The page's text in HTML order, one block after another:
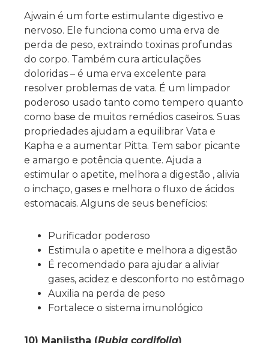
Ajwain é um forte estimulante digestivo e
nervoso. Ele funciona como uma erva de
perda de peso, extraindo toxinas profundas
do corpo. Também cura articulações
doloridas – é uma erva excelente para
resolver problemas de vata. É um limpador
poderoso usado tanto como tempero quanto
como base de muitos remédios caseiros. Suas
propriedades ajudam a equilibrar Vata e
Kapha e a aumentar Pitta. Tem sabor picante
e amargo e potência quente. Ajuda a
estimular o apetite, melhora a digestão , alivia
o inchaço, gases e melhora o fluxo de ácidos
estomacais. Alguns de seus benefícios:
Purificador poderoso
Estimula o apetite e melhora a digestão
É recomendado para ajudar a aliviar
gases, acidez e desconforto no estômago
Auxilia na perda de peso
Fortalece o sistema imunológico
10) Manjistha (Rubia cordifolia)